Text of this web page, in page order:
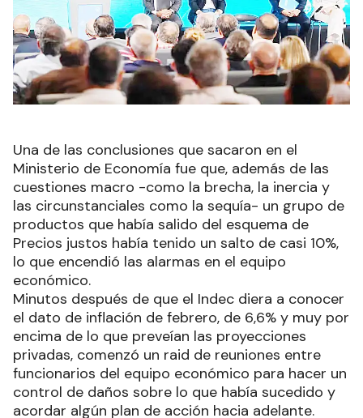
Una de las conclusiones que sacaron en el
Ministerio de Economía fue que, además de las
cuestiones macro -como la brecha, la inercia y
las circunstanciales como la sequía- un grupo de
productos que había salido del esquema de
Precios justos había tenido un salto de casi 10%,
lo que encendió las alarmas en el equipo
económico.
Minutos después de que el Indec diera a conocer
el dato de inflación de febrero, de 6,6% y muy por
encima de lo que preveían las proyecciones
privadas, comenzó un raid de reuniones entre
funcionarios del equipo económico para hacer un
control de daños sobre lo que había sucedido y
acordar algún plan de acción hacia adelante.